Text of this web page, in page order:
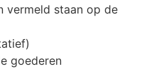
vermeld staan op de
goederen